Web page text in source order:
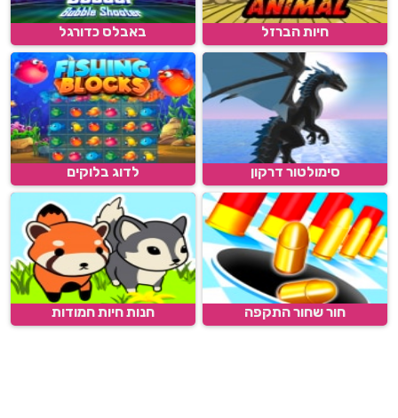
חיות הברזל באבלס כדורגל
סימולטור דרקון לדוג בלוקים
חור שחור התקפה חנות חיות חמודות